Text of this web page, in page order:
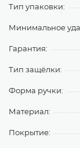
Тип упаковки:
Минимальное
Гарантия:
Тип защёлки:
Форма ручки:
Материал:
Покрытие: